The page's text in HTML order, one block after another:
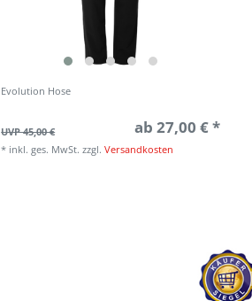
Evolution Hose
UVP 45,00 € ab 27,00 € *
* inkl. ges. MwSt. zzgl.Versandkosten